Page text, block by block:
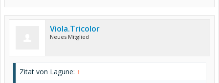
Viola.Tricolor
Neues Mitglied
Zitat von Lagune: ↑